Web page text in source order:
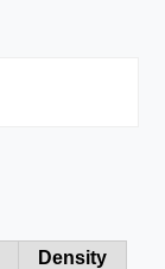
Density